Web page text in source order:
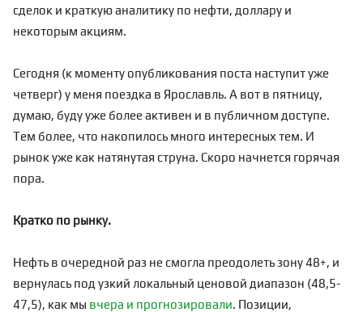
сделок и краткую аналитику по нефти, доллару и
некоторым акциям.
Сегодня (к моменту опубликования поста наступит уже
четверг) у меня поездка в Ярославль. А вот в пятницу,
думаю, буду уже более активен и в публичном доступе.
Тем более, что накопилось много интересных тем. И
рынок уже как натянутая струна. Скоро начнется горячая
пора.
Кратко по рынку.
Нефть в очередной раз не смогла преодолеть зону 48+, и
вернулась под узкий локальный ценовой диапазон (48,5-
47,5), как мы вчера и прогнозировали. Позиции,